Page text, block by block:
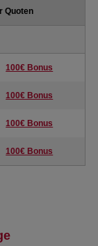
Quoten
100€ Bonus
100€ Bonus
100€ Bonus
100€ Bonus